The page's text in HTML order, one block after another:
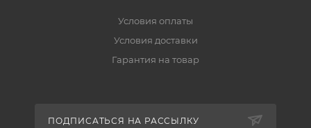
Условия оплаты
Условия доставки
Гарантия на товар
ПОДПИСАТЬСЯ НА РАССЫЛКУ